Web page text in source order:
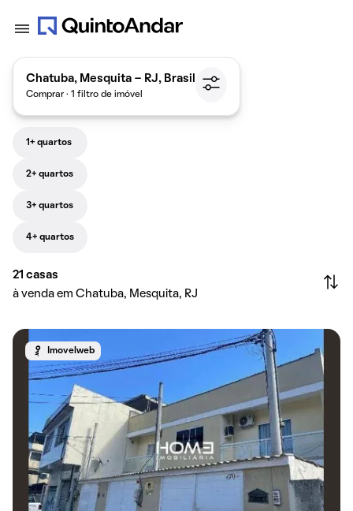
Chatuba, Mesquita - RJ, Brasil
Comprar · 1 filtro de imóvel
1+ quartos
2+ quartos
3+ quartos
4+ quartos
21 casas
à venda em Chatuba, Mesquita, RJ
Imovelweb